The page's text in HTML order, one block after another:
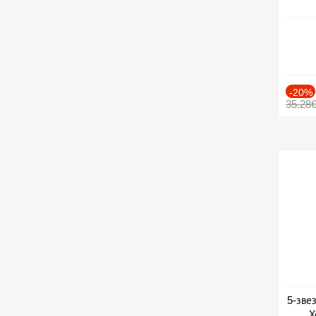
-20%
35.28€
5-